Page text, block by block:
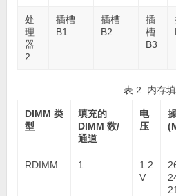
处
理
器
2
插槽
B1
插槽
B2
插
槽
B3
表 2. 内存
DIMM 类
型
填充的
DIMM 数/
通道
电
压
RDIMM 1
1.2
V